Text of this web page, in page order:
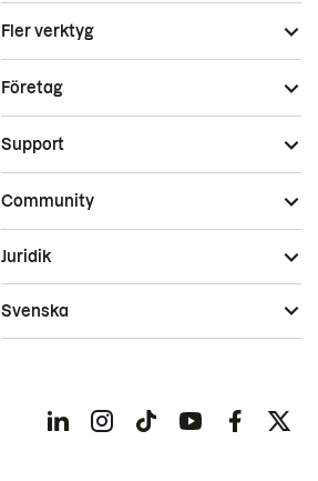
Fler verktyg
Företag
Support
Community
Juridik
Svenska